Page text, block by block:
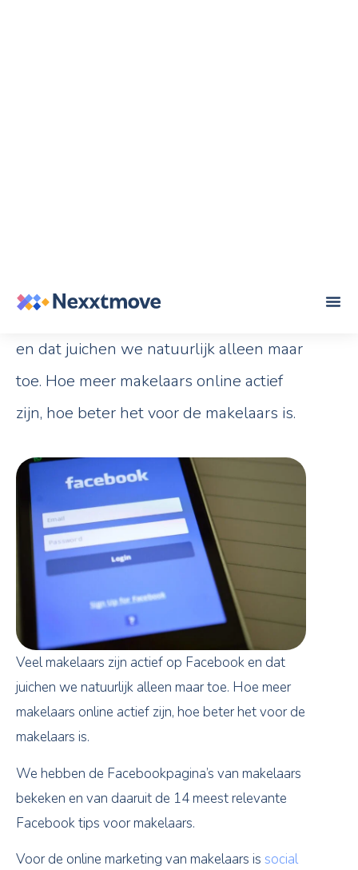
Veel makelaars zijn actief op Facebook
en dat juichen we natuurlijk alleen maar
toe. Hoe meer makelaars online actief
zijn, hoe beter het voor de makelaars is.
Veel makelaars zijn actief op Facebook en dat
juichen we natuurlijk alleen maar toe. Hoe meer
makelaars online actief zijn, hoe beter het voor de
makelaars is.
We hebben de Facebookpagina’s van makelaars
bekeken en van daaruit de 14 meest relevante
Facebook tips voor makelaars.
Voor de online marketing van makelaars is social